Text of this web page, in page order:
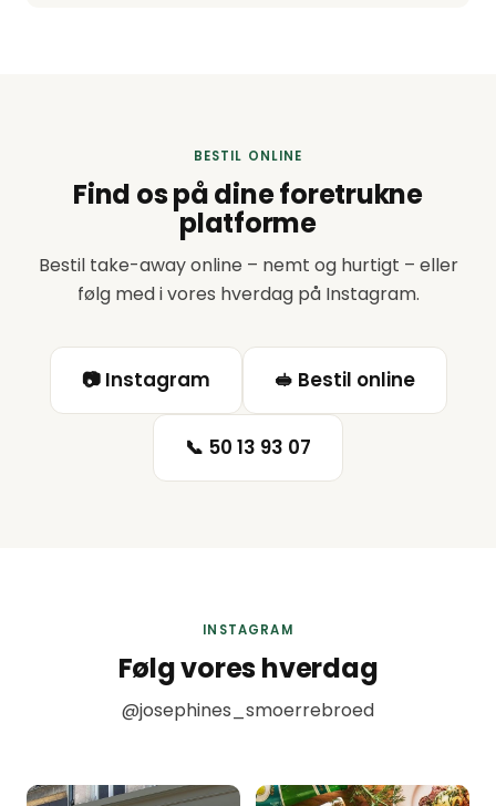
BESTIL ONLINE
Find os på dine foretrukne
platforme
Bestil take-away online – nemt og hurtigt – eller
følg med i vores hverdag på Instagram.
📷 Instagram 🥪 Bestil online
📞 50 13 93 07
INSTAGRAM
Følg vores hverdag
@josephines_smoerrebroed